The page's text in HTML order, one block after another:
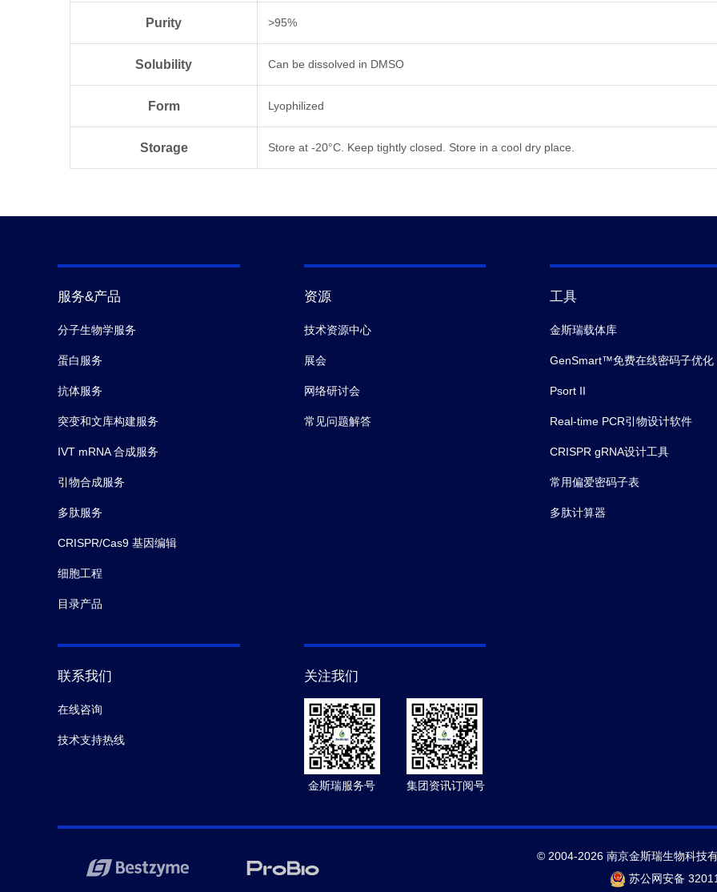
Purity >95%
Solubility Can be dissolved in DMSO
Form Lyophilized
Storage Store at -20°C. Keep tightly closed. Store in a cool dry place.
服务&产品
分子生物学服务
蛋白服务
抗体服务
突变和文库构建服务
IVT mRNA 合成服务
引物合成服务
多肽服务
CRISPR/Cas9 基因编辑
细胞工程
目录产品
资源
技术资源中心
展会
网络研讨会
常见问题解答
工具
金斯瑞载体库
GenSmart™免费在线密码子优化
Psort II
Real-time PCR引物设计软件
CRISPR gRNA设计工具
常用偏爱密码子表
多肽计算器
联系我们
在线咨询
技术支持热线
关注我们
金斯瑞服务号 集团资讯订阅号
© 2004-2026 南京金斯瑞生物科技
苏公网安备